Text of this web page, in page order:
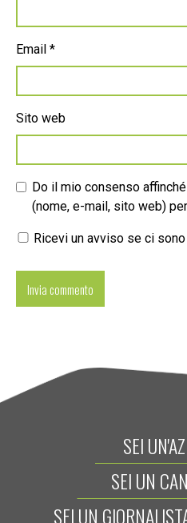
Email *
Sito web
Do il mio consenso
(nome, e-mail, sito web)
Ricevi un avviso se ci
SEI
SEI UN
SEI UN